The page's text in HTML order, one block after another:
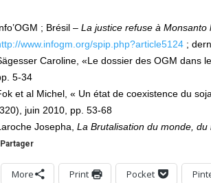
; Brésil – La justice refuse à
www.infogm.org/spip.php?article5124 ;
Caroline, «Le dossier des OGM dans
5-34
et al Michel, « Un état de coexistence du
juin 2010, pp. 53-68
Josepha, La Brutalisation du monde,
Partager :
Pocket
Print
More